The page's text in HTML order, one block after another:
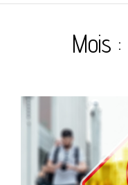
Mois :